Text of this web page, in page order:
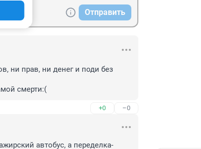
Отправить
ни прав, ни денег и поди без
смерти:(
+0 –0
автобус, а переделка-